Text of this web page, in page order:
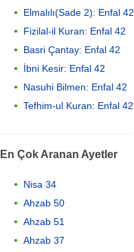
Elmalılı(Sade 2): Enfal 42
Fizilal-il Kuran: Enfal 42
Basri Çantay: Enfal 42
İbni Kesir: Enfal 42
Nasuhi Bilmen: Enfal 42
Tefhim-ul Kuran: Enfal 42
En Çok Aranan Ayetler
Nisa 34
Ahzab 50
Ahzab 51
Ahzab 37